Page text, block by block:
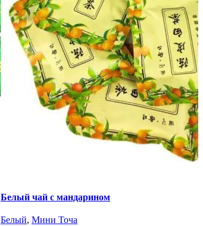
Белый чай с мандарином
Белый, Мини Точа